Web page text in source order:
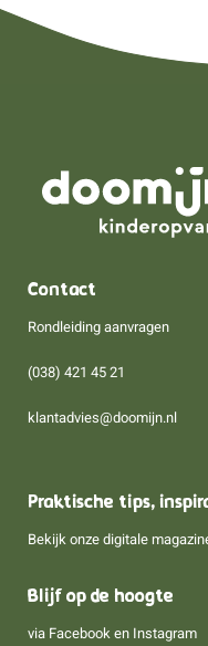
Contact
Rondleiding aanvragen
(038) 421 45 21
klantadvies@doomijn.nl
Praktische tips,
Bekijk onze digitale
Blijf op de hoogte
via Facebook en Instagram